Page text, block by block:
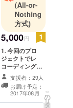
ウンドが香
る”NY
JAZZ”スタイ
ルのピアノ
トリオバン
ド。
リーダーの
河野祐亮は
2011年にNY
(All-or-
Nothing
方式)
5,000円
1. 今回のプロ
ジェクトでレ
コーディングし
たNew Album
CD 2. メンバー3
人からのサン
キューレター ※
お届け予定日は
支援者：29人
お届け予定：
2017年08月
こ
の
リ
タ